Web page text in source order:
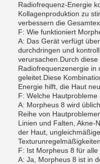
Radiofrequenz-Energie
Kollagenproduktion zu
verbessern die
F: Wie funktioniert
A: Das Gerät verfügt
durchdringen und
verursachen.Durch diese
Radiofrequenzenergie in
geleitet.Diese
Energie hilft, die Haut
F: Welche
A: Morpheus 8 wird
Reihe von
Linien und Falten, Akne-
der Haut,
Texturunregelmäßigkeiten.
F: Ist Morpheus 8 für
A: Ja, Morpheus 8 ist in